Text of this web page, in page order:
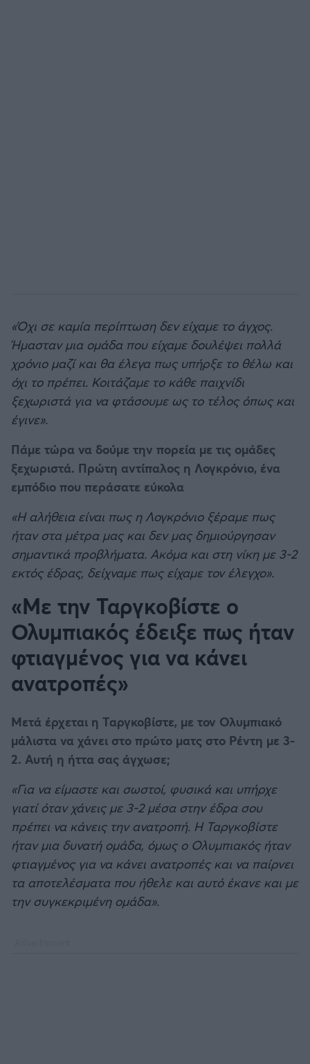
«Όχι σε καμία περίπτωση δεν είχαμε το άγχος.
Ήμασταν μια ομάδα που είχαμε δουλέψει πολλά
χρόνιο μαζί και θα έλεγα πως υπήρξε το θέλω και
όχι το πρέπει. Κοιτάζαμε το κάθε παιχνίδι
ξεχωριστά για να φτάσουμε ως το τέλος όπως και
έγινε».
Πάμε τώρα να δούμε την πορεία με τις ομάδες
ξεχωριστά. Πρώτη αντίπαλος η Λογκρόνιο, ένα
εμπόδιο που περάσατε εύκολα
«Η αλήθεια είναι πως η Λογκρόνιο ξέραμε πως
ήταν στα μέτρα μας και δεν μας δημιούργησαν
σημαντικά προβλήματα. Ακόμα και στη νίκη με 3-2
εκτός έδρας, δείχναμε πως είχαμε τον έλεγχο».
«Με την Ταργκοβίστε ο
Ολυμπιακός έδειξε πως ήταν
φτιαγμένος για να κάνει
ανατροπές»
Μετά έρχεται η Ταργκοβίστε, με τον Ολυμπιακό
μάλιστα να χάνει στο πρώτο ματς στο Ρέντη με 3-
2. Αυτή η ήττα σας άγχωσε;
«Για να είμαστε και σωστοί, φυσικά και υπήρχε
γιατί όταν χάνεις με 3-2 μέσα στην έδρα σου
πρέπει να κάνεις την ανατροπή. Η Ταργκοβίστε
ήταν μια δυνατή ομάδα, όμως ο Ολυμπιακός ήταν
φτιαγμένος για να κάνει ανατροπές και να παίρνει
τα αποτελέσματα που ήθελε και αυτό έκανε και με
την συγκεκριμένη ομάδα».